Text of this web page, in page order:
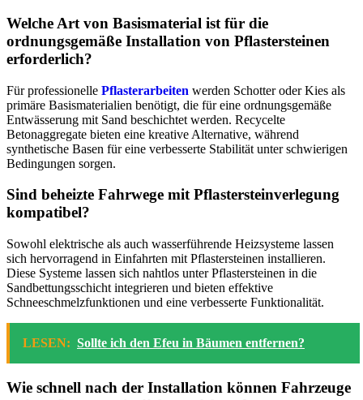
Welche Art von Basismaterial ist für die
ordnungsgemäße Installation von Pflastersteinen
erforderlich?
Für professionelle Pflasterarbeiten werden Schotter oder Kies als
primäre Basismaterialien benötigt, die für eine ordnungsgemäße
Entwässerung mit Sand beschichtet werden. Recycelte
Betonaggregate bieten eine kreative Alternative, während
synthetische Basen für eine verbesserte Stabilität unter schwierigen
Bedingungen sorgen.
Sind beheizte Fahrwege mit Pflastersteinverlegung
kompatibel?
Sowohl elektrische als auch wasserführende Heizsysteme lassen
sich hervorragend in Einfahrten mit Pflastersteinen installieren.
Diese Systeme lassen sich nahtlos unter Pflastersteinen in die
Sandbettungsschicht integrieren und bieten effektive
Schneeschmelzfunktionen und eine verbesserte Funktionalität.
LESEN: Sollte ich den Efeu in Bäumen entfernen?
Wie schnell nach der Installation können Fahrzeuge